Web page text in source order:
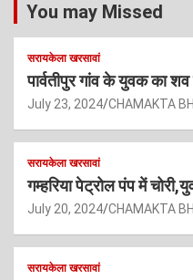
You may Missed
सरायकेला खरसावां
पार्वतीपुर गांव के युवक का शव
July 23, 2024 CHAMAKTA
सरायकेला खरसावां
गम्हरिया पेट्रोल पंप में
July 20, 2024 CHAMAKTA
सरायकेला खरसावां